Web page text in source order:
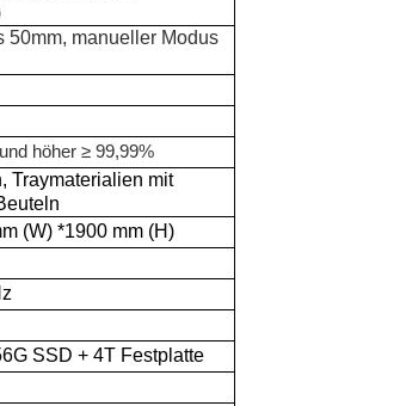
50mm, manueller Modus
höher ≥ 99,99%
Traymaterialien mit
(W) *1900 mm (H)
SSD + 4T Festplatte